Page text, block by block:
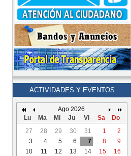
ACTIVIDADES Y EVENTOS
Ago 2026
Lu
Ma Mi Ju Vi Sa
Do
27
28 29 30 31 1
2
3
4 5 6 7 8
9
10
11 12 13 14 15
16